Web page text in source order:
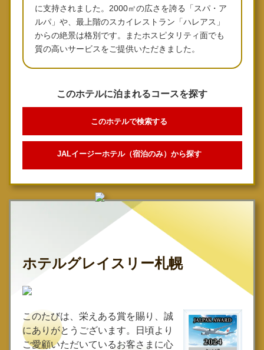
に支持されました。2000㎡の広さを誇る「スパ・ア
ルパ」や、最上階のスカイレストラン「ハレアス」
からの絶景は格別です。またホスピタリティ面でも
質の高いサービスをご提供いただきました。
このホテルに泊まれるコースを探す
このホテルで検索する
JALイージーホテル（宿泊のみ）から探す
ホテルグレイスリー札幌
このたびは、栄えある賞を賜り、誠
にありがとうございます。日頃より
ご愛顧いただいているお客さまに心